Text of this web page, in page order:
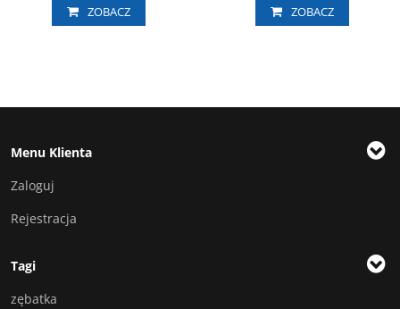
ZOBACZ ZOBACZ
Menu Klienta
Zaloguj
Rejestracja
Tagi
zębatka